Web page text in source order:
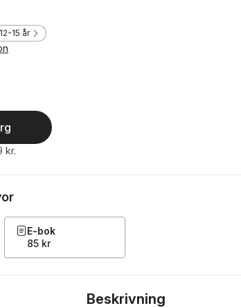
12-15 år
röster:
kr.
E-bok
85 kr
Beskrivning